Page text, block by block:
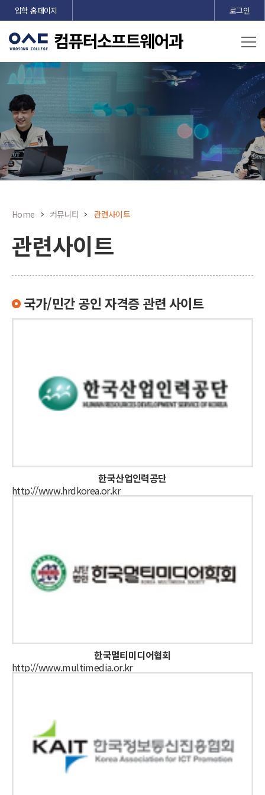
입학 홈페이지 로그인
Home 커뮤니티 관련사이트
관련사이트
국가/민간 공인 자격증 관련 사이트
한국산업인력공단
http://www.hrdkorea.or.kr
한국멀티미디어협회
http://www.multimedia.or.kr